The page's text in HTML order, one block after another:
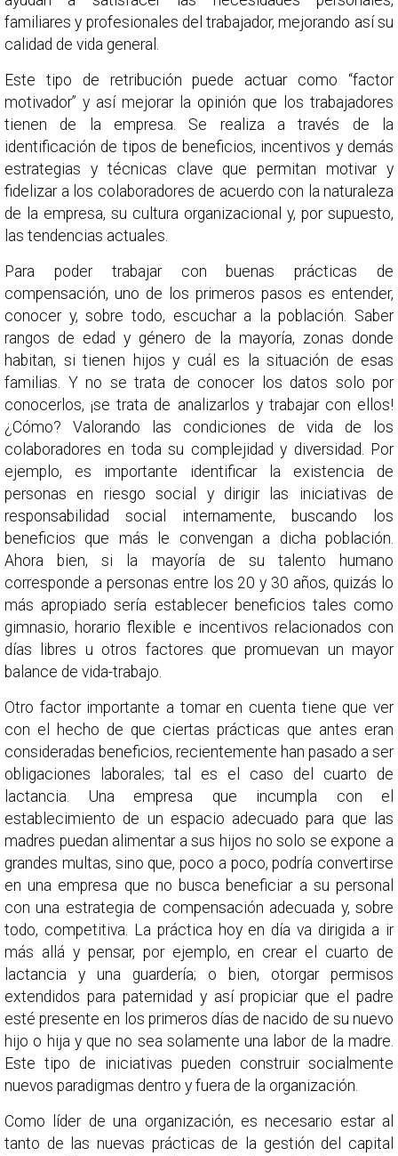
familiares y profesionales del trabajador, mejorando así su
calidad de vida general.
Este tipo de retribución puede actuar como “factor
motivador” y así mejorar la opinión que los trabajadores
tienen de la empresa. Se realiza a través de la
identificación de tipos de beneficios, incentivos y demás
estrategias y técnicas clave que permitan motivar y
fidelizar a los colaboradores de acuerdo con la naturaleza
de la empresa, su cultura organizacional y, por supuesto,
las tendencias actuales.
Para poder trabajar con buenas prácticas de
compensación, uno de los primeros pasos es entender,
conocer y, sobre todo, escuchar a la población. Saber
rangos de edad y género de la mayoría, zonas donde
habitan, si tienen hijos y cuál es la situación de esas
familias. Y no se trata de conocer los datos solo por
conocerlos, ¡se trata de analizarlos y trabajar con ellos!
¿Cómo? Valorando las condiciones de vida de los
colaboradores en toda su complejidad y diversidad. Por
ejemplo, es importante identificar la existencia de
personas en riesgo social y dirigir las iniciativas de
responsabilidad social internamente, buscando los
beneficios que más le convengan a dicha población.
Ahora bien, si la mayoría de su talento humano
corresponde a personas entre los 20 y 30 años, quizás lo
más apropiado sería establecer beneficios tales como
gimnasio, horario flexible e incentivos relacionados con
días libres u otros factores que promuevan un mayor
balance de vida-trabajo.
Otro factor importante a tomar en cuenta tiene que ver
con el hecho de que ciertas prácticas que antes eran
consideradas beneficios, recientemente han pasado a ser
obligaciones laborales; tal es el caso del cuarto de
lactancia. Una empresa que incumpla con el
establecimiento de un espacio adecuado para que las
madres puedan alimentar a sus hijos no solo se expone a
grandes multas, sino que, poco a poco, podría convertirse
en una empresa que no busca beneficiar a su personal
con una estrategia de compensación adecuada y, sobre
todo, competitiva. La práctica hoy en día va dirigida a ir
más allá y pensar, por ejemplo, en crear el cuarto de
lactancia y una guardería; o bien, otorgar permisos
extendidos para paternidad y así propiciar que el padre
esté presente en los primeros días de nacido de su nuevo
hijo o hija y que no sea solamente una labor de la madre.
Este tipo de iniciativas pueden construir socialmente
nuevos paradigmas dentro y fuera de la organización.
Como líder de una organización, es necesario estar al
tanto de las nuevas prácticas de la gestión del capital